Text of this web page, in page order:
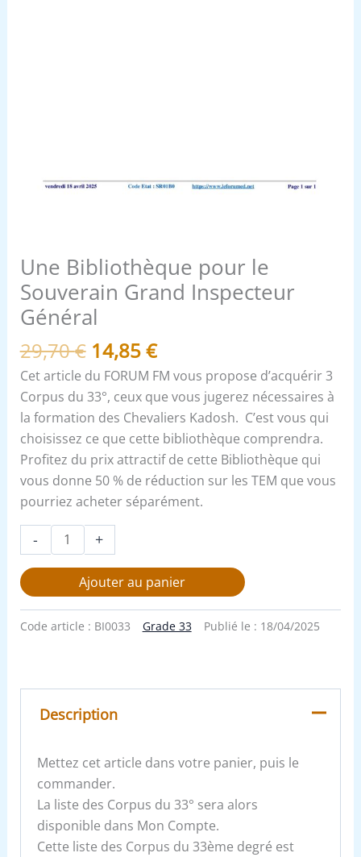
Une Bibliothèque pour le
Souverain Grand Inspecteur
Général
29,70€ 14,85€
Cet article du FORUM FM vous propose d’acquérir 3
Corpus du 33°, ceux que vous jugerez nécessaires à
la formation des Chevaliers Kadosh. C’est vous qui
choisissez ce que cette bibliothèque comprendra.
Profitez du prix attractif de cette Bibliothèque qui
vous donne 50 % de réduction sur les TEM que vous
pourriez acheter séparément.
- +
Ajouter au panier
Code article : BI0033 Grade 33 Publié le : 18/04/2025
Description
Mettez cet article dans votre panier, puis le
commander.
La liste des Corpus du 33° sera alors
disponible dans Mon Compte.
Cette liste des Corpus du 33ème degré est